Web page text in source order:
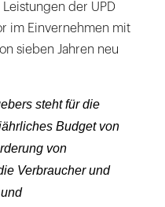
der UPD
im Einvernehmen mit
sieben Jahren neu
steht für die
Budget von
von
Verbraucher und